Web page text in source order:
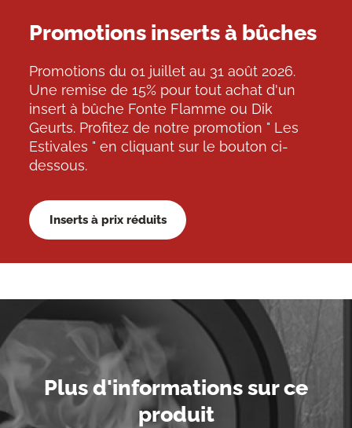
Promotions inserts à bûches
Promotions du 01 juillet au 31 août 2026.
Une remise de 15% pour tout achat d'un
insert à bûche Fonte Flamme ou Dik
Geurts. Profitez de notre promotion " Les
Estivales " en cliquant sur le bouton ci-
dessous.
Inserts à prix réduits
Plus d'informations sur ce
produit